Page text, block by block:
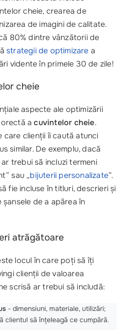
cheie, crearea de
de imagini de calitate.
80% dintre vânzătorii de
strategii de optimizare a
vidente în primele 30 de zile!
cheie
aspecte ale optimizării
acuvintelor cheie.
care clienții îi caută atunci
similar. De exemplu, dacă
ar trebui să incluzi termeni
sau „bijuterii personalizate”.
fie incluse în titluri, descrieri și
de a apărea în
atrăgătoare
locul în care poți să îți
clienții de valoarea
scrisă ar trebui să includă:
- dimensiuni, materiale, utilizări;
clientul să înțeleagă ce cumpără.